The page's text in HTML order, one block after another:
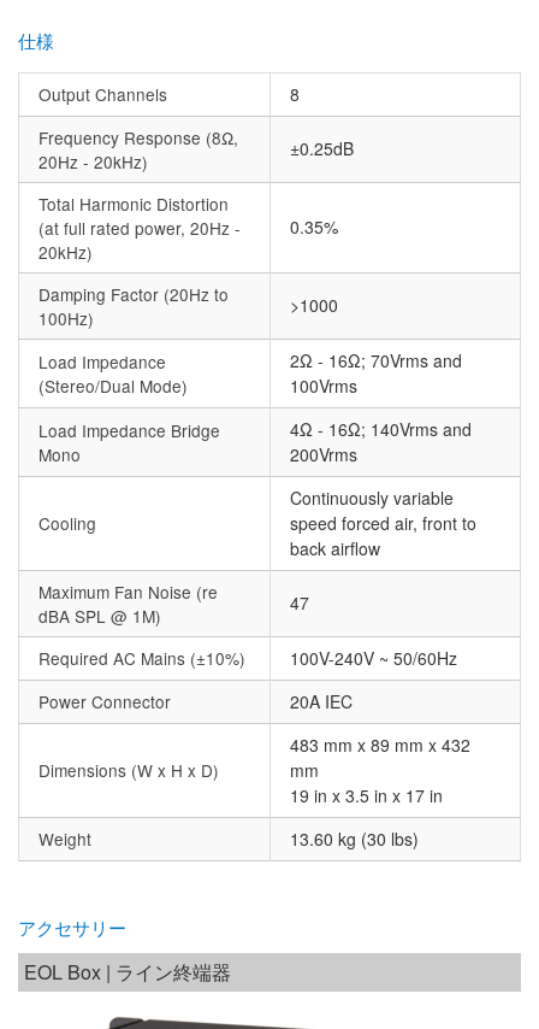
仕様
Output Channels
8
Frequency Response (8Ω,
20Hz - 20kHz)
±0.25dB
Total Harmonic Distortion
(at full rated power, 20Hz -
20kHz)
0.35%
Damping Factor (20Hz to
100Hz)
>1000
Load Impedance
(Stereo/Dual Mode)
2Ω - 16Ω; 70Vrms and
100Vrms
Load Impedance Bridge
Mono
4Ω - 16Ω; 140Vrms and
200Vrms
Cooling
Continuously variable
speed forced air, front to
back airflow
Maximum Fan Noise (re
dBA SPL @ 1M)
47
Required AC Mains (±10%)
100V-240V ~ 50/60Hz
Power Connector
20A IEC
Dimensions (W x H x D)
483 mm x 89 mm x 432
mm
19 in x 3.5 in x 17 in
Weight
13.60 kg (30 lbs)
アクセサリー
EOL Box | ライン終端器